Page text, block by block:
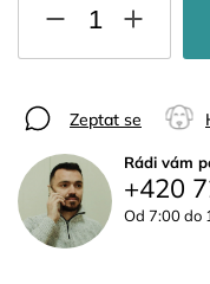
Zeptat se
Rádi vám
+420
Od 7:00 do